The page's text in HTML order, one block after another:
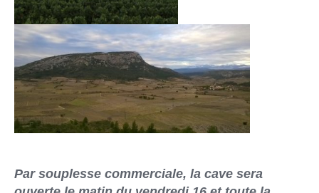
Par souplesse commerciale, la cave sera